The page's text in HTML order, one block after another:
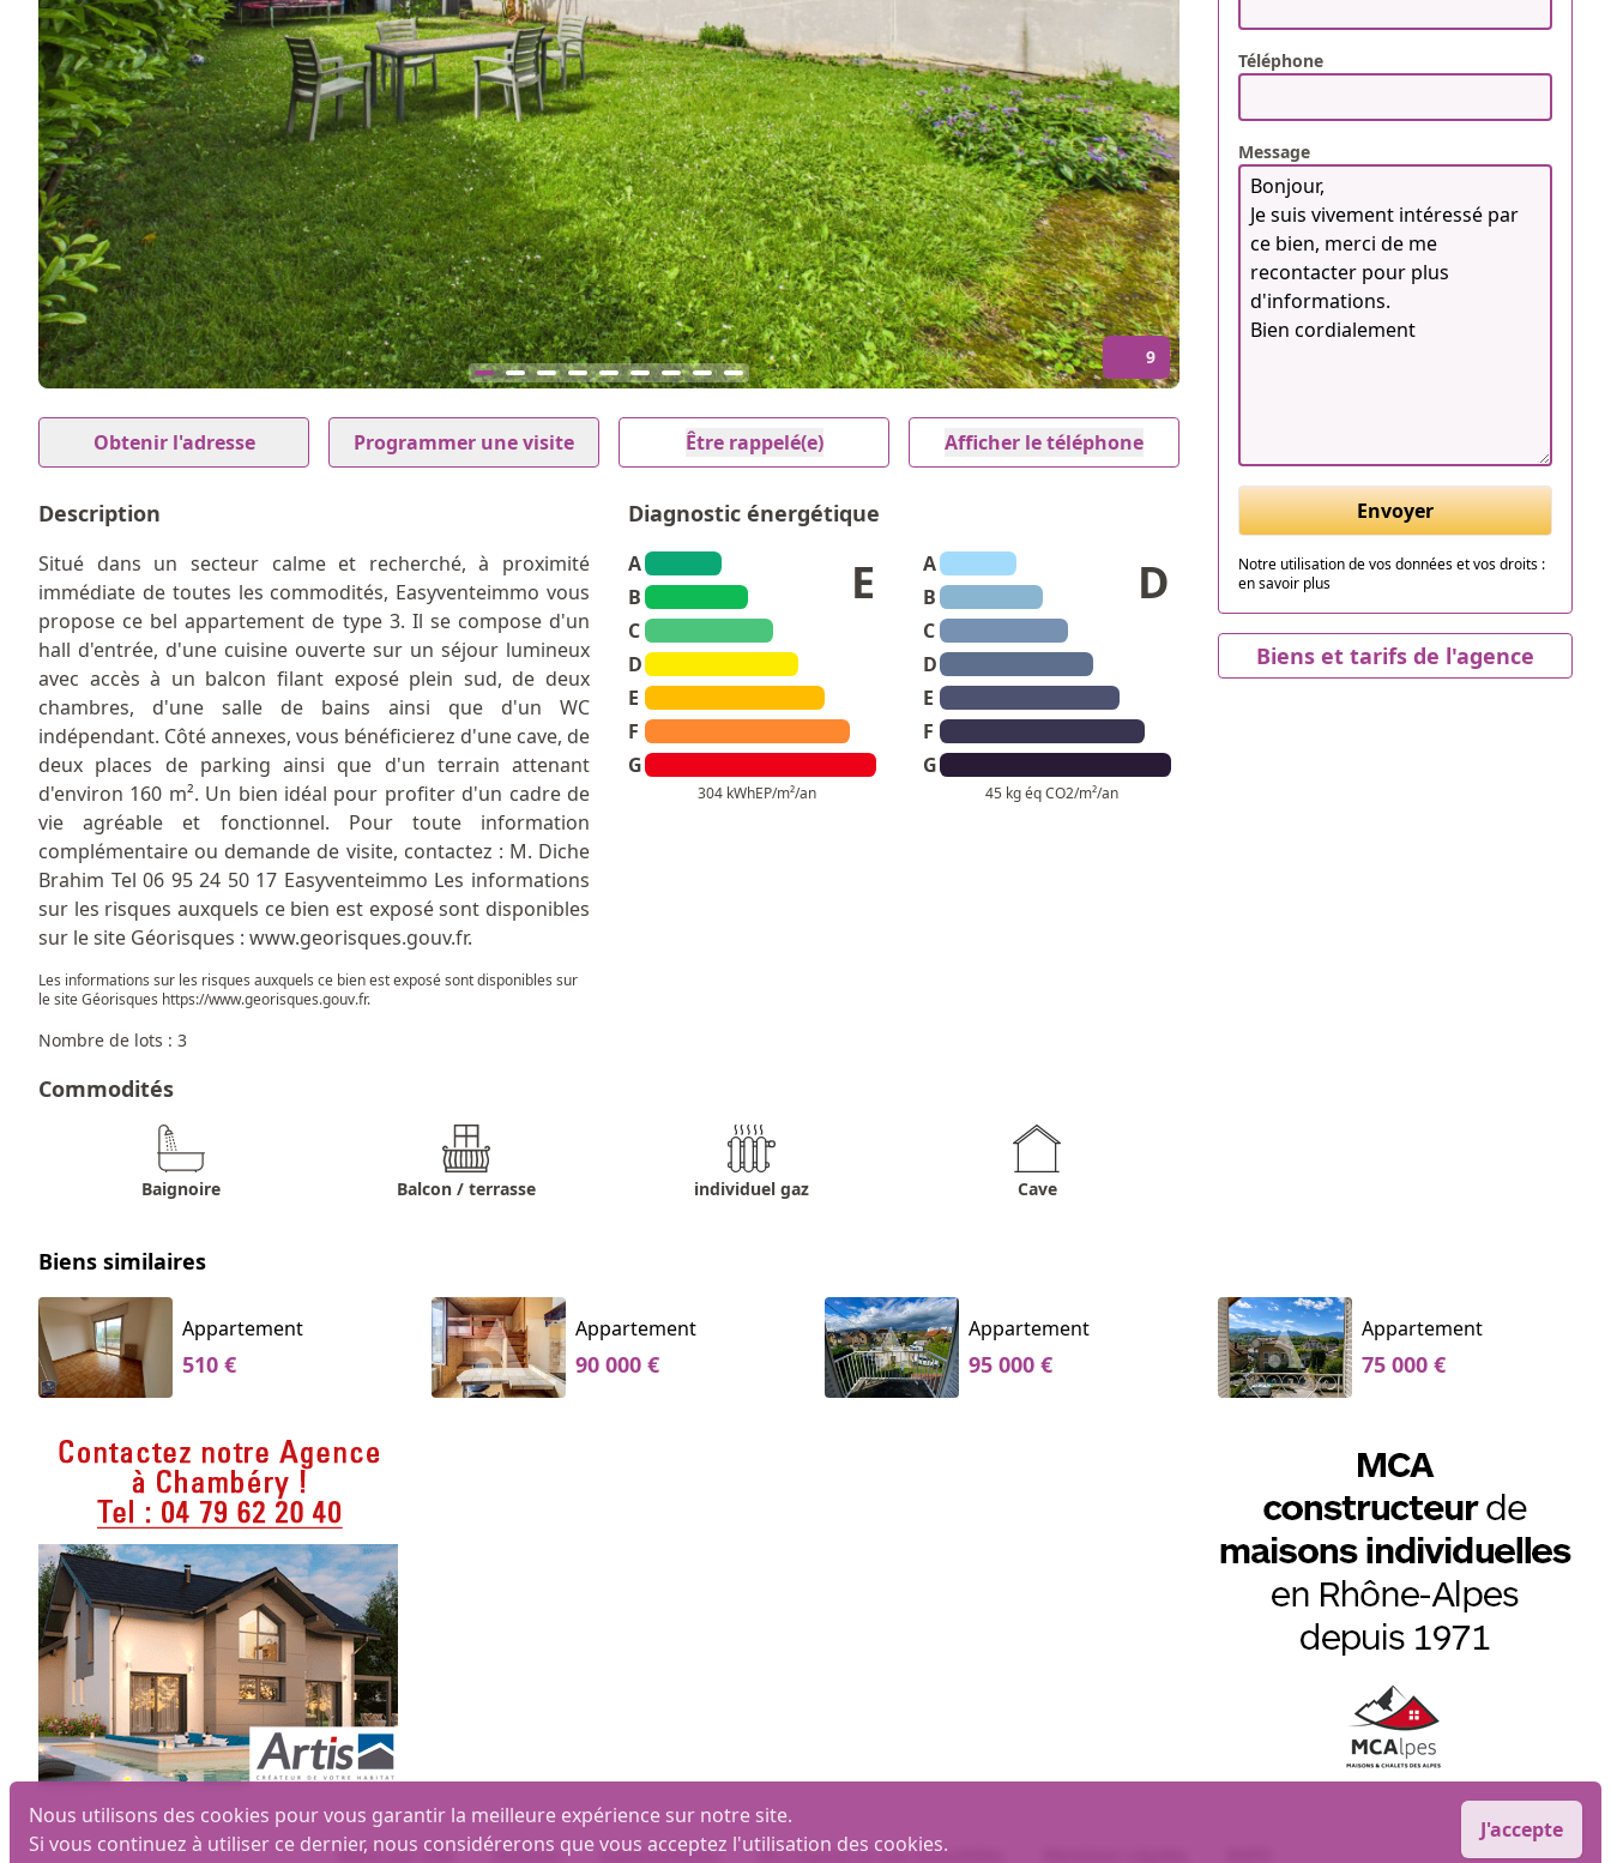
9
1
of
Obtenir l'adresse Programmer une visite Être rappelé(e) Afficher le téléphone
Description
Situé dans un secteur calme et recherché, à proximité
immédiate de toutes les commodités, Easyventeimmo vous
propose ce bel appartement de type 3. Il se compose d'un
hall d'entrée, d'une cuisine ouverte sur un séjour lumineux
avec accès à un balcon filant exposé plein sud, de deux
chambres, d'une salle de bains ainsi que d'un WC
indépendant. Côté annexes, vous bénéficierez d'une cave, de
deux places de parking ainsi que d'un terrain attenant
d'environ 160 m². Un bien idéal pour profiter d'un cadre de
vie agréable et fonctionnel. Pour toute information
complémentaire ou demande de visite, contactez : M. Diche
Brahim Tel 06 95 24 50 17 Easyventeimmo Les informations
sur les risques auxquels ce bien est exposé sont disponibles
sur le site Géorisques : www.georisques.gouv.fr.
Les informations sur les risques auxquels ce bien est exposé sont disponibles sur
le site Géorisques https://www.georisques.gouv.fr.
Nombre de lots : 3
Diagnostic énergétique
A
B
C
D
E
F
G
E
304 kWhEP/m²/an
A
B
C
D
E
F
G
D
45 kg éq CO2/m²/an
Commodités
Baignoire Balcon / terrasse individuel gaz Cave
Téléphone
Message
Envoyer
Notre utilisation de vos données et vos droits :
en savoir plus
Biens et tarifs de l'agence
Biens similaires
Appartement
510 €
Appartement
90 000 €
Appartement
95 000 €
Appartement
75 000 €
Nous utilisons des cookies pour vous garantir la meilleure expérience sur notre site.
Si vous continuez à utiliser ce dernier, nous considérerons que vous acceptez l'utilisation des cookies.
J'accepte
Biens par ville Maisons Appartements MLI logiciel et site immobilier